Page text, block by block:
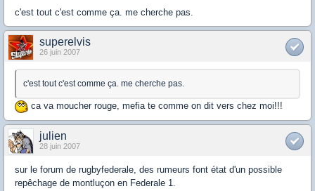
c'est tout c'est comme ça. me cherche pas.
superelvis
26 juin 2007
c'est tout c'est comme ça. me cherche pas.
ca va moucher rouge, mefia te comme on dit vers chez moi!!!
julien
28 juin 2007
sur le forum de rugbyfederale, des rumeurs font état d'un possible
repêchage de montluçon en Federale 1.